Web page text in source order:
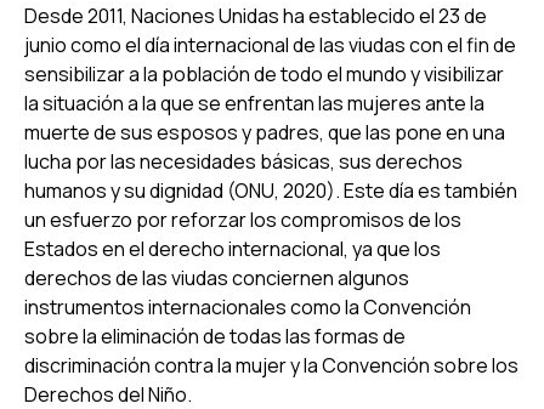
Desde 2011, Naciones Unidas ha establecido el 23 de
junio como el día internacional de las viudas con el fin de
sensibilizar a la población de todo el mundo y visibilizar
la situación a la que se enfrentan las mujeres ante la
muerte de sus esposos y padres, que las pone en una
lucha por las necesidades básicas, sus derechos
humanos y su dignidad (ONU, 2020). Este día es también
un esfuerzo por reforzar los compromisos de los
Estados en el derecho internacional, ya que los
derechos de las viudas conciernen algunos
instrumentos internacionales como la Convención
sobre la eliminación de todas las formas de
discriminación contra la mujer y la Convención sobre los
Derechos del Niño.